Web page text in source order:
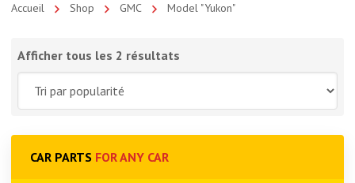
Accueil Shop GMC Model "Yukon"
Afficher tous les 2 résultats
CAR PARTS FOR ANY CAR